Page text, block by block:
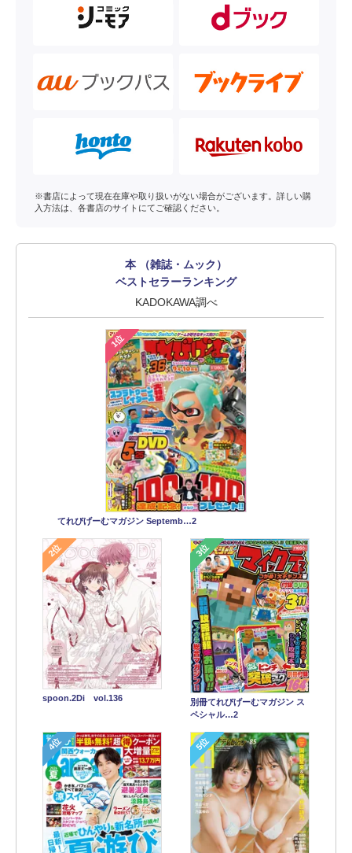
※書店によって現在在庫や取り扱いがない場合がございます。詳しい購
入方法は、各書店のサイトにてご確認ください。
本 （雑誌・ムック）
ベストセラーランキング
KADOKAWA調べ
1位
てれびげーむマガジン Septemb…2
2位
spoon.2Di vol.136
3位
別冊てれびげーむマガジン ス
ペシャル…2
4位 5位